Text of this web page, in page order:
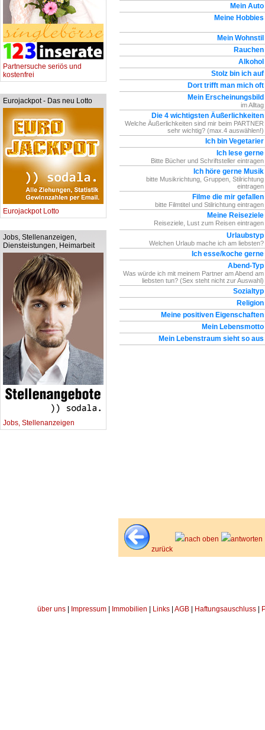
Partnersuche seriös und
kostenfrei
Eurojackpot - Das neu Lotto
Eurojackpot Lotto
Jobs, Stellenanzeigen,
Diensteistungen, Heimarbeit
Jobs, Stellenanzeigen
Mein Auto
Meine Hobbies
Mein Wohnstil
Rauchen
Alkohol
Stolz bin ich auf
Dort trifft man mich oft
Mein Erscheinungsbild
im Alltag
Die 4 wichtigsten Äußerlichkeiten
Welche Äußerlichkeiten sind mir beim PARTNER
sehr wichtig? (max.4 auswählen!)
Ich bin Vegetarier
Ich lese gerne
Bitte Bücher und Schriftsteller eintragen
Ich höre gerne Musik
bitte Musikrichtung, Gruppen, Stilrichtung
eintragen
Filme die mir gefallen
bitte Filmtitel und Stilrichtung eintragen
Meine Reiseziele
Reiseziele, Lust zum Reisen eintragen
Urlaubstyp
Welchen Urlaub mache ich am liebsten?
Ich esse/koche gerne
Abend-Typ
Was würde ich mit meinem Partner am Abend am
liebsten tun? (Sex steht nicht zur Auswahl)
Sozialtyp
Religion
Meine positiven Eigenschaften
Mein Lebensmotto
Mein Lebenstraum sieht so aus
zurück
nach oben antworten
über uns Impressum Immobilien Links AGB Haftungsauschluss